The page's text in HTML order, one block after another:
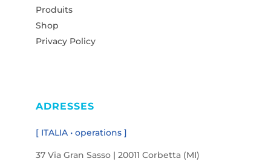
Produits
Shop
Privacy Policy
ADRESSES
[ ITALIA • operations ]
37 Via Gran Sasso | 20011 Corbetta (MI)